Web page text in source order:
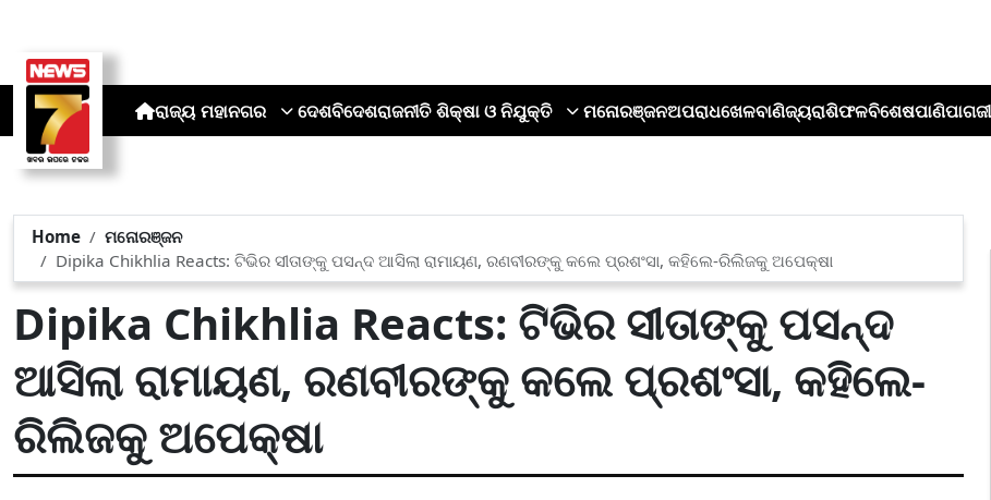
ରାଜ୍ୟ ମହାନଗର ଦେଶବିଦେଶରାଜନୀତି ଶିକ୍ଷା ଓ ନିଯୁକ୍ତି ମନୋରଞ୍ଜନଅପରାଧଖେଳବାଣିଜ୍ୟରାଶିଫଳବିଶେଷପାଣିପାଗ
Home
ମନୋରଞ୍ଜନ
Dipika Chikhlia Reacts: ଟିଭିର ସୀତାଙ୍କୁ ପସନ୍ଦ ଆସିଲା ରାମାୟଣ, ରଣବୀରଙ୍କୁ କଲେ ପ୍ରଶଂସା, କହିଲେ-ରିଲିଜକୁ ଅପେକ୍ଷା
Dipika Chikhlia Reacts: ଟିଭିର ସୀତାଙ୍କୁ ପସନ୍ଦ
ଆସିଲା ରାମାୟଣ, ରଣବୀରଙ୍କୁ କଲେ ପ୍ରଶଂସା, କହିଲେ-
ରିଲିଜକୁ ଅପେକ୍ଷା